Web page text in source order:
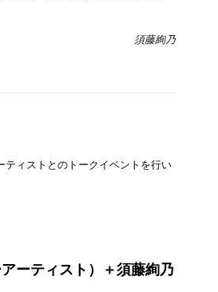
須藤絢乃
ィストとのトークイベントを行い
ーティスト）＋須藤絢乃